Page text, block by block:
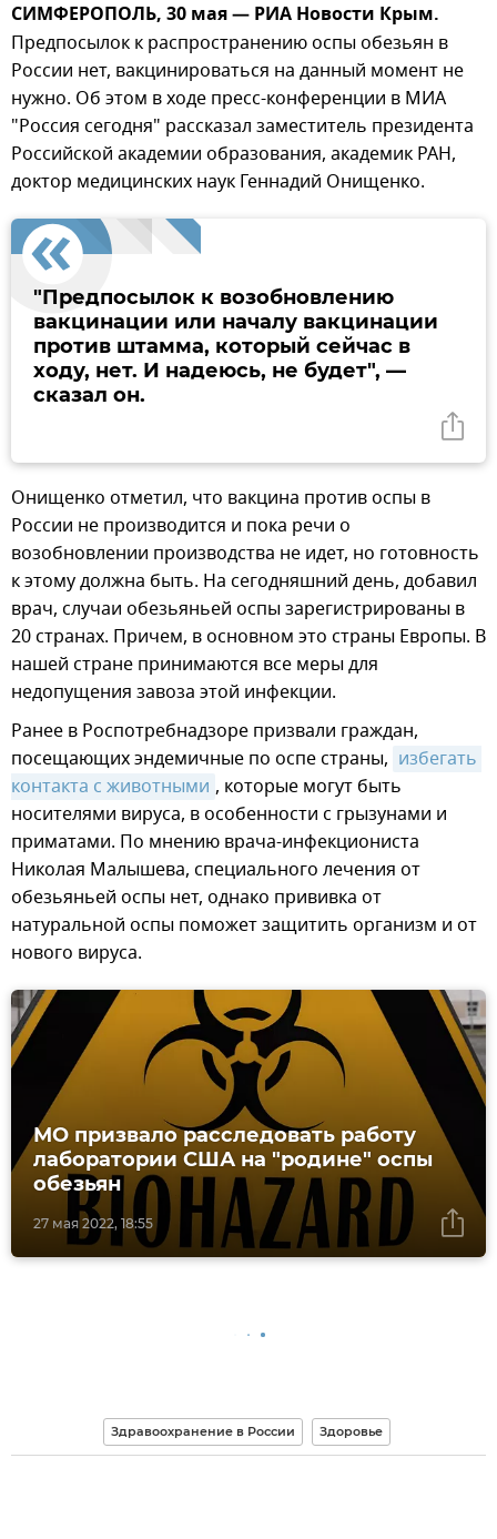
СИМФЕРОПОЛЬ, 30 мая — РИА Новости Крым.
Предпосылок к распространению оспы обезьян в
России нет, вакцинироваться на данный момент не
нужно. Об этом в ходе пресс-конференции в МИА
"Россия сегодня" рассказал заместитель президента
Российской академии образования, академик РАН,
доктор медицинских наук Геннадий Онищенко.
"Предпосылок к возобновлению
вакцинации или началу вакцинации
против штамма, который сейчас в
ходу, нет. И надеюсь, не будет", —
сказал он.
Онищенко отметил, что вакцина против оспы в
России не производится и пока речи о
возобновлении производства не идет, но готовность
к этому должна быть. На сегодняшний день, добавил
врач, случаи обезьяньей оспы зарегистрированы в
20 странах. Причем, в основном это страны Европы. В
нашей стране принимаются все меры для
недопущения завоза этой инфекции.
Ранее в Роспотребнадзоре призвали граждан,
посещающих эндемичные по оспе страны, избегать
контакта с животными , которые могут быть
носителями вируса, в особенности с грызунами и
приматами. По мнению врача-инфекциониста
Николая Малышева, специального лечения от
обезьяньей оспы нет, однако прививка от
натуральной оспы поможет защитить организм и от
нового вируса.
27 мая 2022, 18:55
МО призвало расследовать работу
лаборатории США на "родине" оспы
обезьян
Здравоохранение в России Здоровье